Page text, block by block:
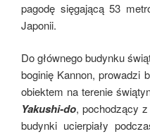
pagodę sięgającą 53
Japonii.
Do głównego budynku
boginię Kannon, prowadzi
obiektem na terenie
Yakushi-do, pochodzący
budynki ucierpiały